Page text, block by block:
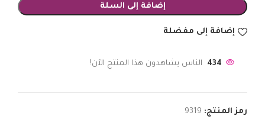
إضافة إلى السلة
إضافة إلى مفضلة
434 الناس يشاهدون هذا المنتج الآن!
رمز المنتج: 9319